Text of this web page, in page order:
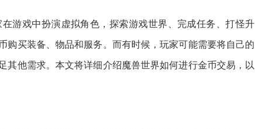
游戏中扮演虚拟角色，探索游戏世界、完成任务、打怪升
购买装备、物品和服务。而有时候，玩家可能需要将自己的
其他需求。本文将详细介绍魔兽世界如何进行金币交易，以